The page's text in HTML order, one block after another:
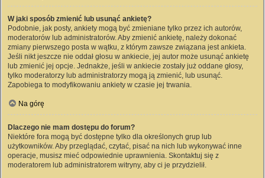
W jaki sposób zmienić lub usunąć ankietę?
Podobnie, jak posty, ankiety mogą być zmieniane tylko przez ich autorów,
moderatorów lub administratorów. Aby zmienić ankietę, należy dokonać
zmiany pierwszego posta w wątku, z którym zawsze związana jest ankieta.
Jeśli nikt jeszcze nie oddał głosu w ankiecie, jej autor może usunąć ankietę
lub zmienić jej opcje. Jednakże, jeśli w ankiecie zostały już oddane głosy,
tylko moderatorzy lub administratorzy mogą ją zmienić, lub usunąć.
Zapobiega to modyfikowaniu ankiety w czasie jej trwania.
Na górę
Dlaczego nie mam dostępu do forum?
Niektóre fora mogą być dostępne tylko dla określonych grup lub
użytkowników. Aby przeglądać, czytać, pisać na nich lub wykonywać inne
operacje, musisz mieć odpowiednie uprawnienia. Skontaktuj się z
moderatorem lub administratorem witryny, aby ci je przydzielił.